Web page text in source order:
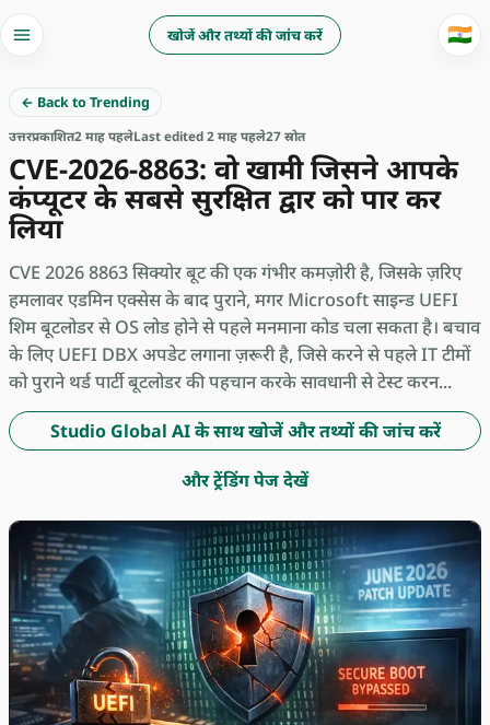
खोजें और तथ्यों की जांच करें 🇮🇳
← Back to Trending
उत्तरप्रकाशित2 माह पहलेLast edited 2 माह पहले27 स्रोत
CVE-2026-8863: वो खामी जिसने आपके
कंप्यूटर के सबसे सुरक्षित द्वार को पार कर
लिया
CVE 2026 8863 सिक्योर बूट की एक गंभीर कमज़ोरी है, जिसके ज़रिए
हमलावर एडमिन एक्सेस के बाद पुराने, मगर Microsoft साइन्ड UEFI
शिम बूटलोडर से OS लोड होने से पहले मनमाना कोड चला सकता है। बचाव
के लिए UEFI DBX अपडेट लगाना ज़रूरी है, जिसे करने से पहले IT टीमों
को पुराने थर्ड पार्टी बूटलोडर की पहचान करके सावधानी से टेस्ट करन...
Studio Global AI के साथ खोजें और तथ्यों की जांच करें
और ट्रेंडिंग पेज देखें